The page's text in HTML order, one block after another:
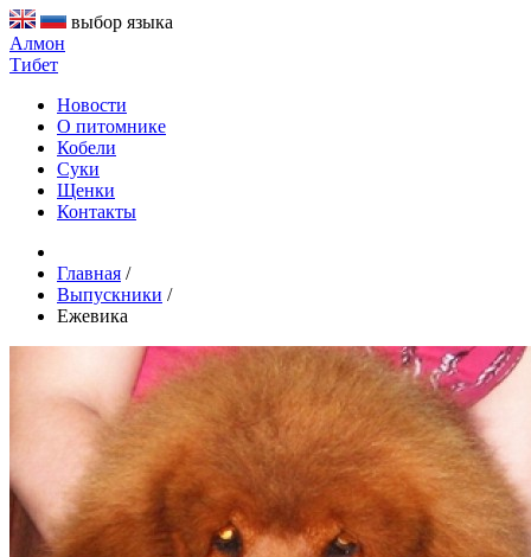
выбор языка
Алмон
Тибет
Новости
О питомнике
Кобели
Суки
Щенки
Контакты
Главная /
Выпускники /
Ежевика